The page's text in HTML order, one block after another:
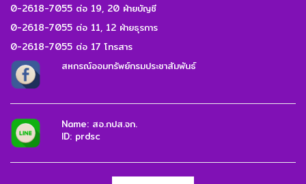
0-2618-7055 ต่อ 19, 20 ฝ่ายบัญชี
0-2618-7055 ต่อ 11, 12 ฝ่ายธุรการ
0-2618-7055 ต่อ 17 โทรสาร
สหกรณ์ออมทรัพย์กรมประชาสัมพันธ์
Name: สอ.กปส.จก.
ID: prdsc